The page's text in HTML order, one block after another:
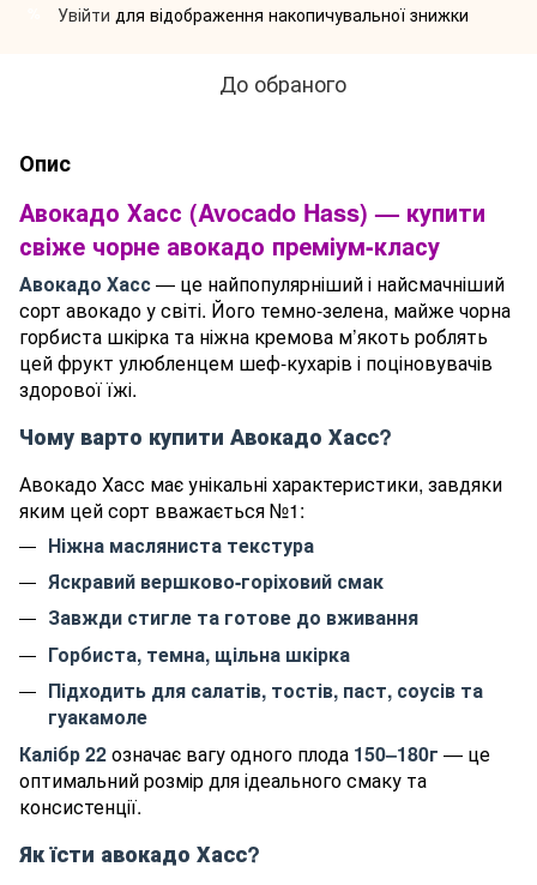
Увійти для відображення накопичувальної знижки
До обраного
Опис
Авокадо Хасс (Avocado Hass) — купити
свіже чорне авокадо преміум-класу
Авокадо Хасс— це найпопулярніший і найсмачніший
сорт авокадо у світі. Його темно-зелена, майже чорна
горбиста шкірка та ніжна кремова м’якоть роблять
цей фрукт улюбленцем шеф-кухарів і поціновувачів
здорової їжі.
Чому варто купити Авокадо Хасс?
Авокадо Хасс має унікальні характеристики, завдяки
яким цей сорт вважається №1:
Ніжна масляниста текстура
Яскравий вершково-горіховий смак
Завжди стигле та готове до вживання
Горбиста, темна, щільна шкірка
Підходить для салатів, тостів, паст, соусів та
гуакамоле
Калібр 22означає вагу одного плода 150–180г — це
оптимальний розмір для ідеального смаку та
консистенції.
Як їсти авокадо Хасс?